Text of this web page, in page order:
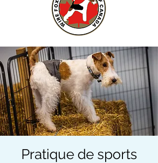
Pratique de sports